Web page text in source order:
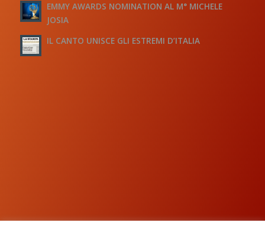
EMMY AWARDS NOMINATION AL M° MICHELE
JOSIA
IL CANTO UNISCE GLI ESTREMI D’ITALIA